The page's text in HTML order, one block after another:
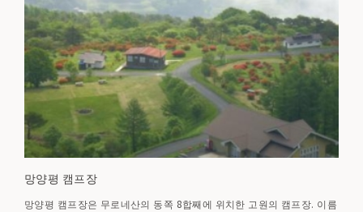
망양평 캠프장
망양평 캠프장은 무로네산의 동쪽 8합째에 위치한 고원의 캠프장. 이름